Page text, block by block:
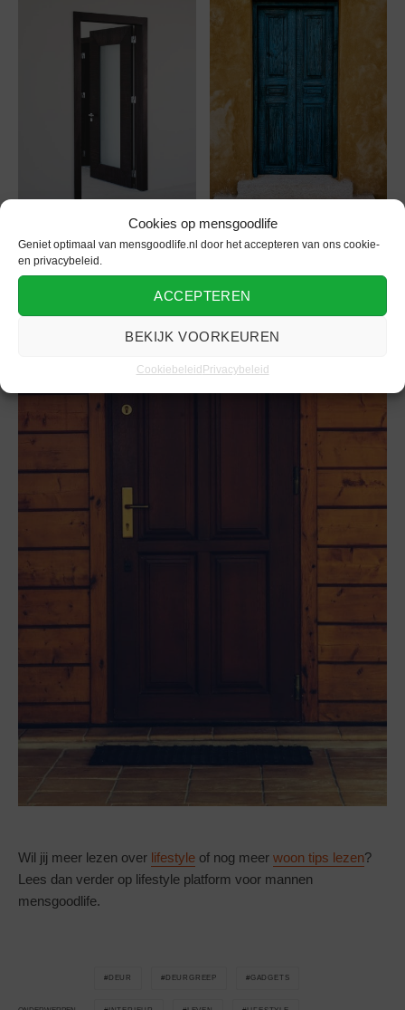
Cookies op mensgoodlife
Geniet optimaal van mensgoodlife.nl door het accepteren van ons cookie-
en privacybeleid.
ACCEPTEREN
BEKIJK VOORKEUREN
Cookiebeleid Privacybeleid
Wil jij meer lezen over lifestyle of nog meer woon tips lezen?
Lees dan verder op lifestyle platform voor mannen
mensgoodlife.
DEUR DEURGREEP GADGETS